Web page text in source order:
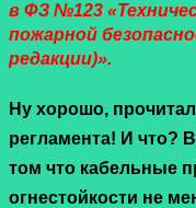
в ФЗ №123
пожарной
редакции)».
Ну хорошо,
регламента! И что?
том что кабельные
огнестойкости не